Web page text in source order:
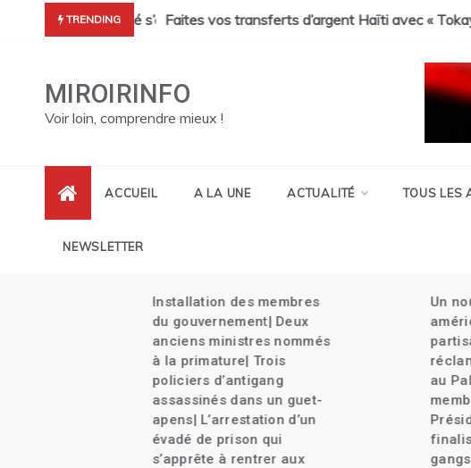
TRENDING
de Pont Sondé s’alourdit| La police s’attaque aux gangs de Savien et
Faites vos transferts d’argent Haïti avec « Tokay »
MIROIRINFO
Voir loin, comprendre mieux !
ACCUEIL A LA UNE ACTUALITÉ TOUS LES
NEWSLETTER
Installation des membres
du gouvernement| Deux
anciens ministres nommés
à la primature| Trois
policiers d’antigang
assassinés dans un guet-
apens| L’arrestation d’un
évadé de prison qui
s’apprête à rentrer aux
Un
au
gangs